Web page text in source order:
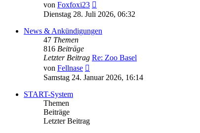
von Foxfoxi23
Beitrag
Dienstag 28. Juli 2026, 06:32
News & Ankündigungen
47 Themen
816 Beiträge
Letzter Beitrag Re: Zoo Basel
von Fellnase
Beitrag
Samstag 24. Januar 2026, 16:14
START-System
Themen
Beiträge
Letzter Beitrag